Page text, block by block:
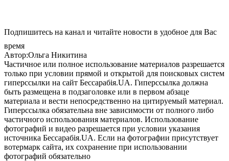
Подпишитесь на канал и читайте новости в удобное для Вас
время
Автор:Ольга Никитина
Частичное или полное использование материалов разрешается
только при условии прямой и открытой для поисковых систем
гиперссылки на сайт Бессарабія.UA. Гиперссылка должна
быть размещена в подзаголовке или в первом абзаце
материала и вести непосредственно на цитируемый материал.
Гиперссылка обязательна вне зависимости от полного либо
частичного использования материалов. Использование
фотографий и видео разрешается при условии указания
источника Бессарабія.UA. Если на фотографии присутствует
вотермарк сайта, их сохранение при использовании
фотографий обязательно